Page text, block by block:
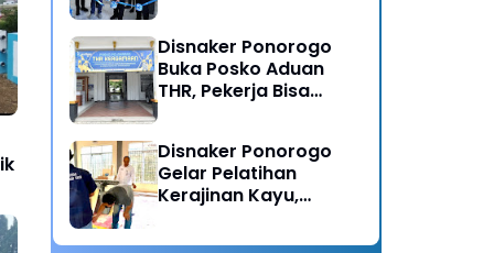
Disnaker Ponorogo
Buka Posko Aduan
THR, Pekerja Bisa
Disnaker Ponorogo
Gelar Pelatihan
Kerajinan Kayu,
Wirausaha Baru